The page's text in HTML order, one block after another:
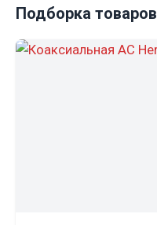
Подборка товаров